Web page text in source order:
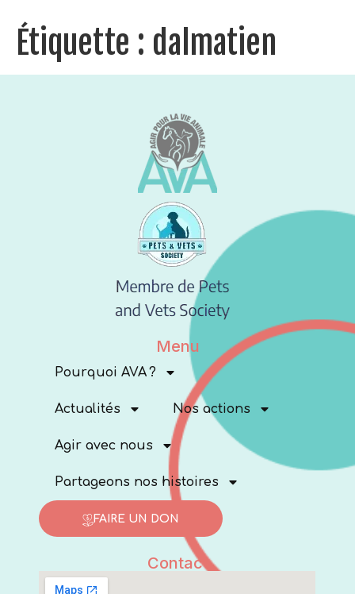
Étiquette : dalmatien
Menu
Pourquoi AVA ?
Actualités Nos actions
Agir avec nous
Partageons nos histoires
FAIRE UN DON
Contact